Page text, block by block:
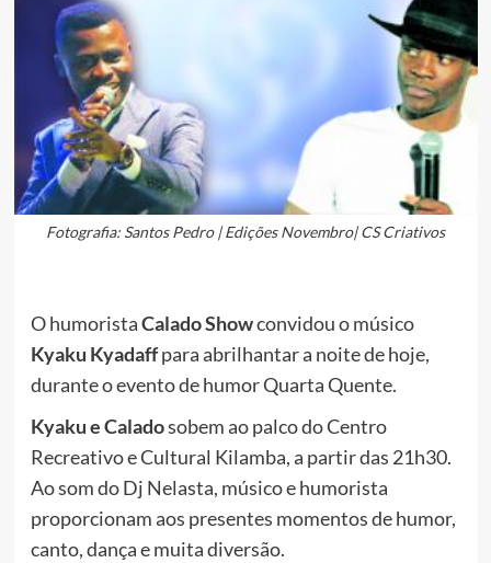
Fotografia: Santos Pedro | Edições Novembro| CS Criativos
O humoristaCalado Showconvidou o músico
Kyaku Kyadaffpara abrilhantar a noite de hoje,
durante o evento de humor Quarta Quente.
Kyaku e Caladosobem ao palco do Centro
Recreativo e Cultural Kilamba, a partir das 21h30.
Ao som do Dj Nelasta, músico e humorista
proporcionam aos presentes momentos de humor,
canto, dança e muita diversão.